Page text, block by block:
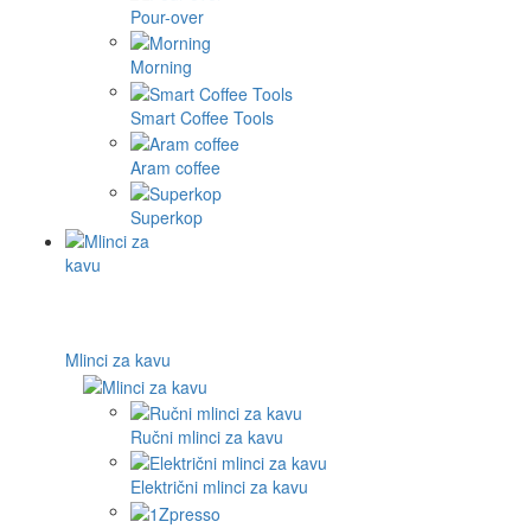
Pour-over
Morning
Smart Coffee Tools
Aram coffee
Superkop
Mlinci za kavu
Ručni mlinci za kavu
Električni mlinci za kavu